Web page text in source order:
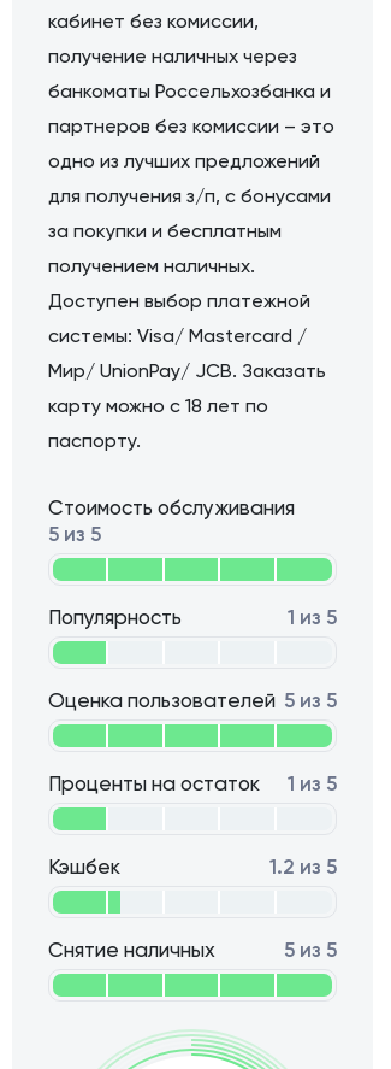
кабинет без комиссии,
получение наличных через
банкоматы Россельхозбанка и
партнеров без комиссии – это
одно из лучших предложений
для получения з/п, с бонусами
за покупки и бесплатным
получением наличных.
Доступен выбор платежной
системы: Visa/ Mastercard /
Мир/ UnionPay/ JCB. Заказать
карту можно с 18 лет по
паспорту.
Проценты на остаток 1 из 5
Кэшбек 1.2 из 5
Снятие наличных 5 из 5
Стоимость обслуживания
5 из 5
Популярность 1 из 5
Оценка пользователей 5 из 5